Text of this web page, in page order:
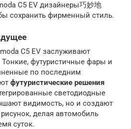
C5 EV дизайнеры巧妙地
сохранить фирменный стиль.
C5 EV заслуживают
футуристичные фары и
по последним
футуристические решения
светодиодные
видимость, но и создают
делая автомобиль
суток.